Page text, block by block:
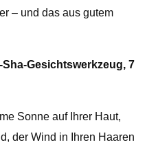
– und das aus gutem
Gesichtswerkzeug, 7
Sonne auf Ihrer Haut,
der Wind in Ihren Haaren